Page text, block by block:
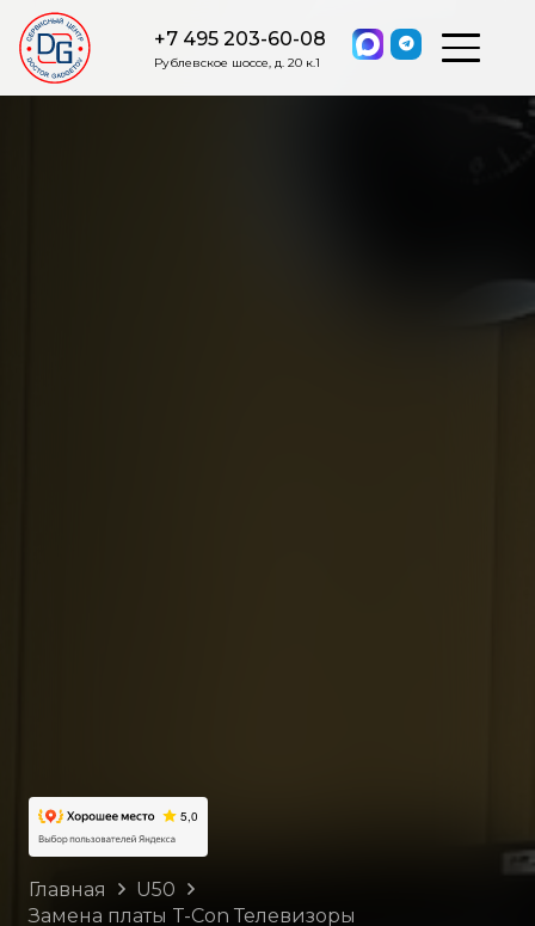
+7 495 203-60-08
Рублевское шоссе, д. 20 к.1
Главная
U50
Замена платы T-Con Телевизоры